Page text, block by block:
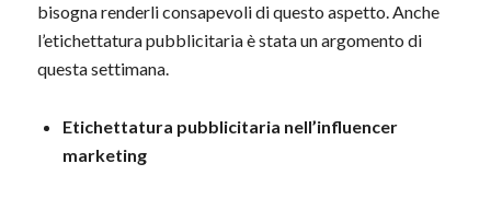
bisogna renderli consapevoli di questo aspetto. Anche
l’etichettatura pubblicitaria è stata un argomento di
questa settimana.
Etichettatura pubblicitaria nell’influencer
marketing